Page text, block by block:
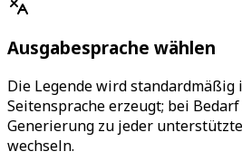
Ausgabesprache wählen
Die Legende wird
Seitensprache erzeugt; bei
Generierung zu jeder
wechseln.